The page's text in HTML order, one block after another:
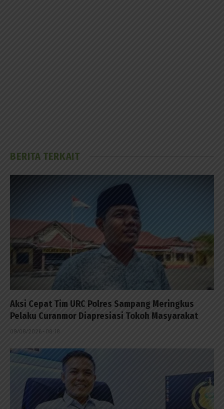
BERITA TERKAIT
Aksi Cepat Tim URC Polres Sampang Meringkus
Pelaku Curanmor Diapresiasi Tokoh Masyarakat
09/08/2026 - 08:18